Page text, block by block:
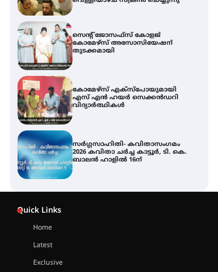
സെന്റ് ജോസഫ്സ് കോളജ്
കോമേഴ്‌സ് അസോസിയേഷന്
തുടക്കമായി
കോമേഴ്സ് എക്സ്പോയുമായി
എസ് എൻ ഹയർ സെക്കൻഡറി
വിദ്യാർത്ഥികൾ
സർഗ്ഗസാഹിതി- കവിതാസംഗമം
2026 കവിതാ ചർച്ച കാട്ടൂർ, ടി. കെ.
ബാലൻ ഹാളിൽ 16ന്
Quick Links
Home
Latest
Exclusive